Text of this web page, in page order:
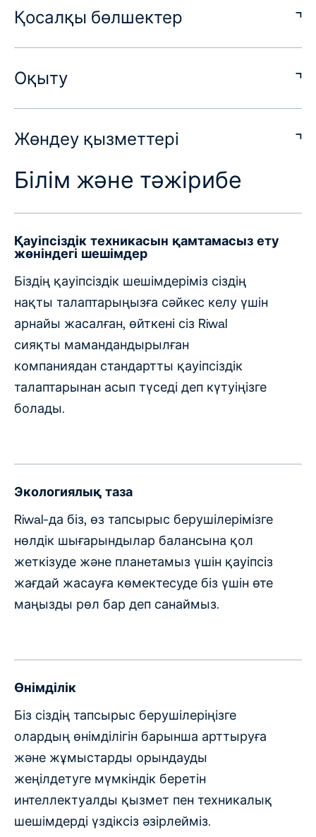
Қосалқы бөлшектер
Оқыту
Жөндеу қызметтері
Білім және тәжірибе
Қауіпсіздік техникасын қамтамасыз ету
жөніндегі шешімдер
Біздің қауіпсіздік шешімдеріміз сіздің
нақты талаптарыңызға сәйкес келу үшін
арнайы жасалған, өйткені сіз Riwal
сияқты мамандандырылған
компаниядан стандартты қауіпсіздік
талаптарынан асып түседі деп күтуіңізге
болады.
Экологиялық таза
Riwal-да біз, өз тапсырыс берушілерімізге
нөлдік шығарындылар балансына қол
жеткізуде және планетамыз үшін қауіпсіз
жағдай жасауға көмектесуде біз үшін өте
маңызды рөл бар деп санаймыз.
Өнімділік
Біз сіздің тапсырыс берушілеріңізге
олардың өнімділігін барынша арттыруға
және жұмыстарды орындауды
жеңілдетуге мүмкіндік беретін
интеллектуалды қызмет пен техникалық
шешімдерді үздіксіз әзірлейміз.